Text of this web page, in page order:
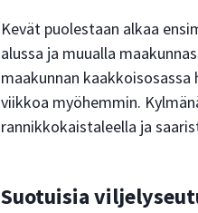
Kevät puolestaan alkaa
alussa ja muualla
maakunnan
viikkoa myöhemmin.
rannikkokaistaleella ja
Suotuisia